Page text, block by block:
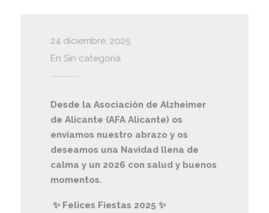
24 diciembre, 2025
En Sin categoría
Desde la Asociación de Alzheimer
de Alicante (AFA Alicante) os
enviamos nuestro abrazo y os
deseamos una Navidad llena de
calma yun 2026 con salud y buenos
momentos.
✨ Felices Fiestas 2025 ✨